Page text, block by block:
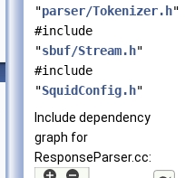
"parser/Tokenizer.h"
#include
"sbuf/Stream.h"
#include
"SquidConfig.h"
Include dependency
graph for
ResponseParser.cc: